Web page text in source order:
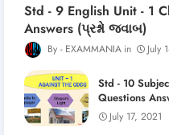
Std - 9 English Unit - 1
Answers (પ્રશ્નો જવાબ)
EXAMMANIA July
Std - 10
Questions
July 17, 2021